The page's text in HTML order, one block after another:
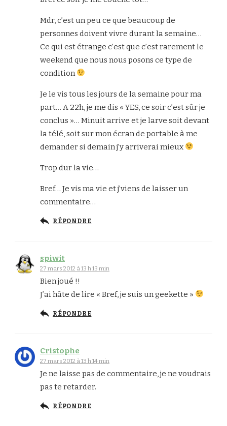
Mdr, c’est un peu ce que beaucoup de
personnes doivent vivre durant la semaine…
Ce qui est étrange c’est que c’est rarement le
weekend que nous nous posons ce type de
condition
Je le vis tous les jours de la semaine pour ma
part… A 22h, je me dis « YES, ce soir c’est sûr je
conclus »… Minuit arrive et je larve soit devant
la télé, soit sur mon écran de portable à me
demander si demain j’y arriverai mieux
Trop dur la vie…
Bref… Je vis ma vie et j’viens de laisser un
commentaire…
RÉPONDRE
spiwit
27 mars 2012 à 13 h 13 min
Bien joué !!
J’ai hâte de lire « Bref, je suis un geekette »
RÉPONDRE
Cristophe
27 mars 2012 à 13 h 14 min
Je ne laisse pas de commentaire, je ne voudrais
pas te retarder.
RÉPONDRE